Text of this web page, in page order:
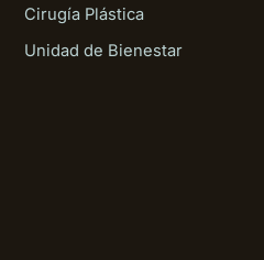
Cirugía Plástica
Unidad de Bienestar